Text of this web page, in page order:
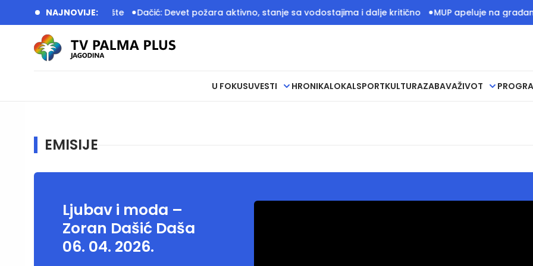
NAJNOVIJE:
dečije igralište Dačić: Devet požara aktivno, stanje sa vodostajima i dalje kritično MUP apeluje na
U FOKUSUVESTI HRONIKALOKALSPORTKULTURAZABAVAŽIVOT
EMISIJE
Ljubav i moda –
Zoran Dašić Daša
06. 04. 2026.